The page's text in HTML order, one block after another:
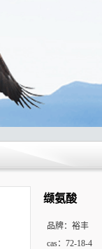
缬氨酸
品牌： 裕丰
cas： 72-18-4